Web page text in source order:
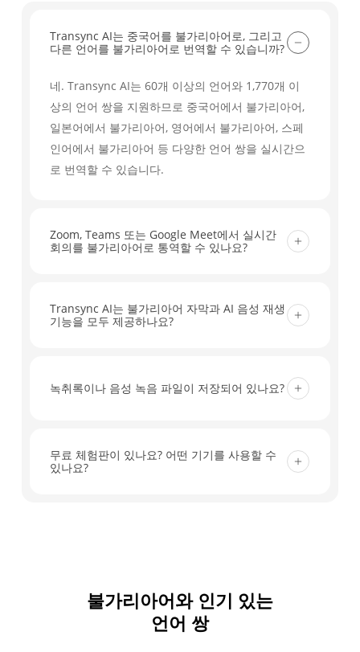
Transync AI는 중국어를 불가리아어로, 그리고
다른 언어를 불가리아어로 번역할 수 있습니까?
네. Transync AI는 60개 이상의 언어와 1,770개 이
상의 언어 쌍을 지원하므로 중국어에서 불가리아어,
일본어에서 불가리아어, 영어에서 불가리아어, 스페
인어에서 불가리아어 등 다양한 언어 쌍을 실시간으
로 번역할 수 있습니다.
Zoom, Teams 또는 Google Meet에서 실시간
회의를 불가리아어로 통역할 수 있나요?
Google Meet 등 주요 화상 회의 플랫폼과 연동되어
실시간 자막 및 회의용 워크플로를 통해 실시간 대화
Transync AI는 불가리아어 자막과 AI 음성 재생
기능을 모두 제공하나요?
으며, AI 음성 재생 기능을 활성화하여 회의, 수업 및
통화 중에 참가자들이 번역된 내용을 들을 수 있습니
녹취록이나 음성 녹음 파일이 저장되어 있나요?
스트 녹취록은 번역 내용을 검토하고 회의록을 작성
할 수 있도록 일시적으로 저장되며, 언제든지 삭제할
무료 체험판이 있나요? 어떤 기기를 사용할 수
있나요?
불가리아어와 인기 있는
언어 쌍